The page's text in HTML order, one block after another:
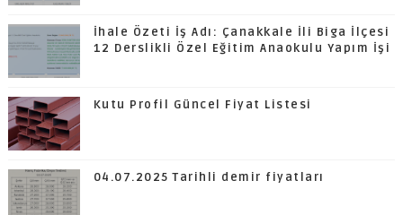
İhale Özeti İş Adı: Çanakkale İli Biga İlçesi
12 Derslikli Özel Eğitim Anaokulu Yapım İşi
Kutu Profil Güncel Fiyat Listesi
04.07.2025 Tarihli demir fiyatları